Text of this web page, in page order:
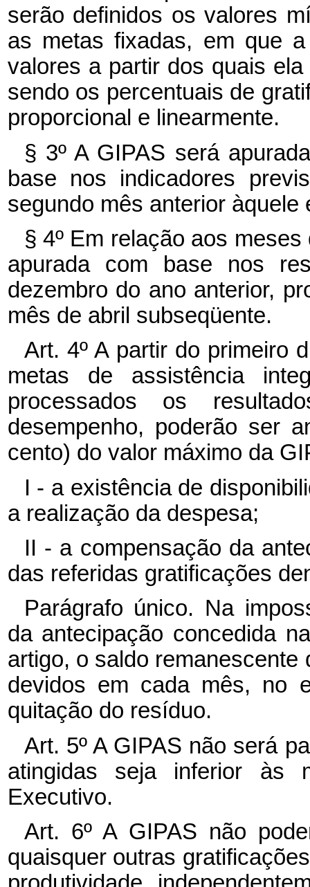
serão definidos os valores
as metas fixadas, em que
valores a partir dos quais
sendo os percentuais de
proporcional e linearmente.
§ 3º A GIPAS será
base nos indicadores
segundo mês anterior
§ 4º Em relação aos
apurada com base nos
dezembro do ano anterior,
mês de abril subseqüente.
Art. 4º A partir do primeiro
metas de assistência
processados os
desempenho, poderão ser
cento) do valor máximo da
I - a existência de
a realização da despesa;
II - a compensação da
das referidas gratificações
Parágrafo único. Na
da antecipação concedida
artigo, o saldo
devidos em cada mês, no
quitação do resíduo.
Art. 5º A GIPAS não será
atingidas seja inferior às
Executivo.
Art. 6º A GIPAS não
quaisquer outras